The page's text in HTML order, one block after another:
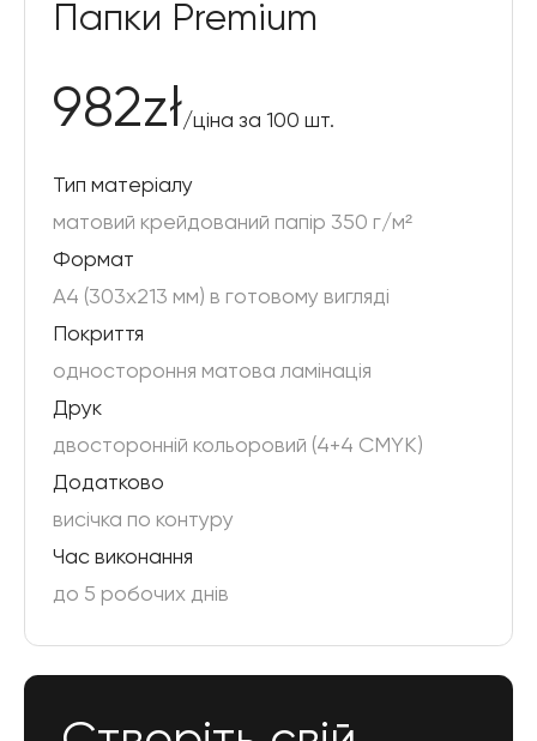
Папки Premium
982zł/ціна за 100 шт.
Тип матеріалу
матовий крейдований папір 350 г/м²
Формат
А4 (303x213 мм) в готовому вигляді
Покриття
одностороння матова ламінація
Друк
двосторонній кольоровий (4+4 CMYK)
Додатково
висічка по контуру
Час виконання
до 5 робочих днів